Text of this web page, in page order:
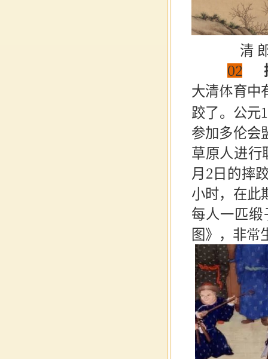
清
02
大清体育中
跤了。公元
参加多伦会
草原人进行
月2日的摔
小时，在此
每人一匹缎
图》，非常